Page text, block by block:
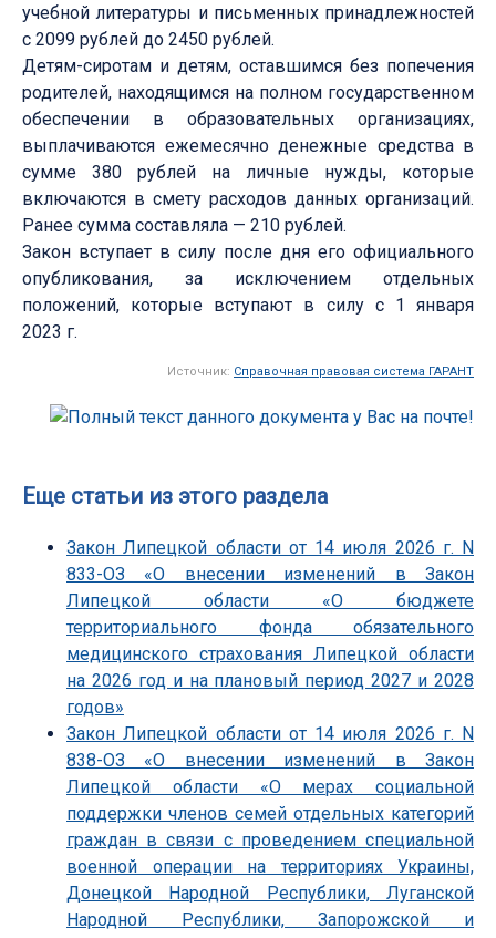
учебной литературы и письменных принадлежностей
с 2099 рублей до 2450 рублей.
Детям-сиротам и детям, оставшимся без попечения
родителей, находящимся на полном государственном
обеспечении в образовательных организациях,
выплачиваются ежемесячно денежные средства в
сумме 380 рублей на личные нужды, которые
включаются в смету расходов данных организаций.
Ранее сумма составляла — 210 рублей.
Закон вступает в силу после дня его официального
опубликования, за исключением отдельных
положений, которые вступают в силу с 1 января
2023 г.
Источник: Справочная правовая система ГАРАНТ
Еще статьи из этого раздела
Закон Липецкой области от 14 июля 2026 г. N
833-ОЗ «О внесении изменений в Закон
Липецкой области «О бюджете
территориального фонда обязательного
медицинского страхования Липецкой области
на 2026 год и на плановый период 2027 и 2028
годов»
Закон Липецкой области от 14 июля 2026 г. N
838-ОЗ «О внесении изменений в Закон
Липецкой области «О мерах социальной
поддержки членов семей отдельных категорий
граждан в связи с проведением специальной
военной операции на территориях Украины,
Донецкой Народной Республики, Луганской
Народной Республики, Запорожской и